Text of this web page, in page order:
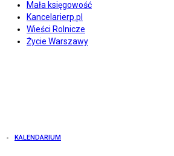
Mała księgowość
Kancelarierp.pl
Wieści Rolnicze
Życie Warszawy
KALENDARIUM